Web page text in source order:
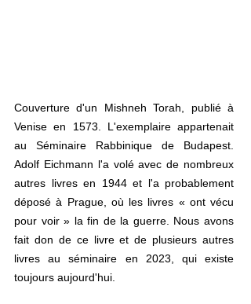
Couverture d'un Mishneh Torah, publié à
Venise en 1573. L'exemplaire appartenait
au Séminaire Rabbinique de Budapest.
Adolf Eichmann l'a volé avec de nombreux
autres livres en 1944 et l'a probablement
déposé à Prague, où les livres « ont vécu
pour voir » la fin de la guerre. Nous avons
fait don de ce livre et de plusieurs autres
livres au séminaire en 2023, qui existe
toujours aujourd'hui.